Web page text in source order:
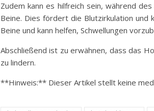
Zudem kann es hilfreich sein, während
Beine. Dies fördert die Blutzirkulation und
Beine und kann helfen, Schwellungen
Abschließend ist zu erwähnen, dass das
zu lindern.
**Hinweis:** Dieser Artikel stellt keine